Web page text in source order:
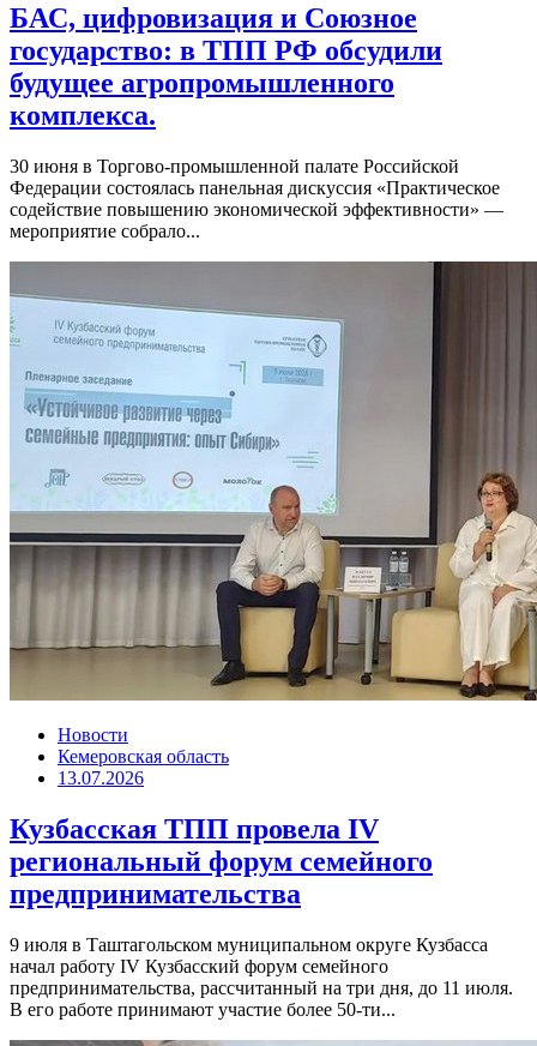
БАС, цифровизация и Союзное
государство: в ТПП РФ обсудили
будущее агропромышленного
комплекса.
30 июня в Торгово-промышленной палате Российской
Федерации состоялась панельная дискуссия «Практическое
содействие повышению экономической эффективности» —
мероприятие собрало...
Новости
Кемеровская область
13.07.2026
Кузбасская ТПП провела IV
региональный форум семейного
предпринимательства
9 июля в Таштагольском муниципальном округе Кузбасса
начал работу IV Кузбасский форум семейного
предпринимательства, рассчитанный на три дня, до 11 июля.
В его работе принимают участие более 50-ти...